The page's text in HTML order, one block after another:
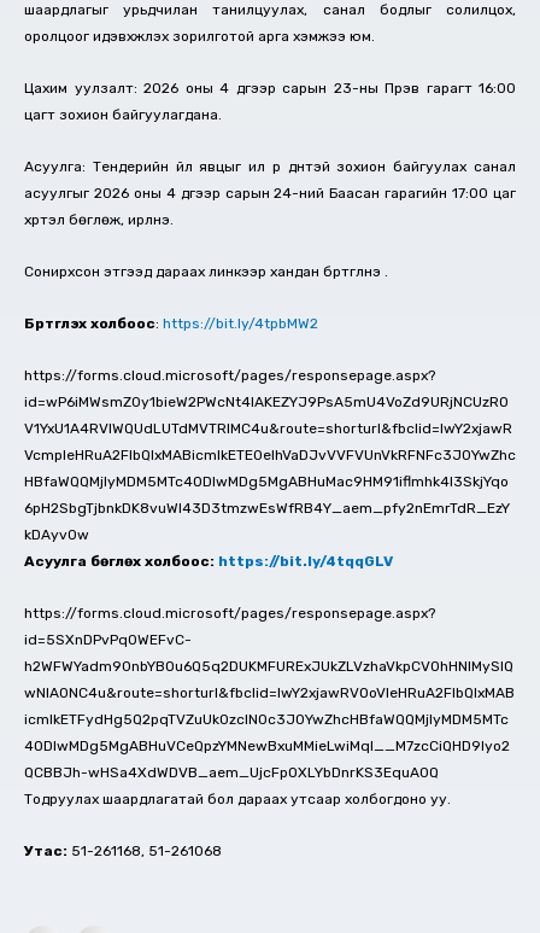
шаардлагыг урьдчилан танилцуулах, санал бодлыг солилцох,
оролцоог идэвхжүүлэх зорилготой арга хэмжээ юм.
Цахим уулзалт: 2026 оны 4 дүгээр сарын 23-ны Пүрэв гарагт 16:00
цагт зохион байгуулагдана.
Асуулга: Тендерийн үйл явцыг илүү үр дүнтэй зохион байгуулах санал
асуулгыг 2026 оны 4 дүгээр сарын 24-ний Баасан гарагийн 17:00 цаг
хүртэл бөглөж, ирүүлнэ.
Сонирхсон этгээд дараах линкээр хандан бүртгүүлнэ үү.
Бүртгүүлэх холбоос: https://bit.ly/4tpbMW2
https://forms.cloud.microsoft/pages/responsepage.aspx?
id=wP6iMWsmZ0y1bieW2PWcNt4IAKEZYJ9PsA5mU4VoZd9URjNCUzRO
V1YxU1A4RVlWQUdLUTdMVTRIMC4u&route=shorturl&fbclid=IwY2xjawR
VcmpleHRuA2FlbQIxMABicmlkETE0elhVaDJvVVFVUnVkRFNFc3J0YwZhc
HBfaWQQMjIyMDM5MTc4ODIwMDg5MgABHuMac9HM91iflmhk4I3SkjYqo
6pH2SbgTjbnkDK8vuWI43D3tmzwEsWfRB4Y_aem_pfy2nEmrTdR_EzY
kDAyv0w
Асуулга бөглөх холбоос: https://bit.ly/4tqqGLV
https://forms.cloud.microsoft/pages/responsepage.aspx?
id=5SXnDPvPq0WEFvC-
h2WFWYadm90nbYBOu6Q5q2DUKMFURExJUkZLVzhaVkpCV0hHNlMySlQ
wNlA0NC4u&route=shorturl&fbclid=IwY2xjawRVOoVleHRuA2FlbQIxMAB
icmlkETFydHg5Q2pqTVZuUk0zclN0c3J0YwZhcHBfaWQQMjIyMDM5MTc
4ODIwMDg5MgABHuVCeQpzYMNewBxuMMieLwiMqI__M7zcCiQHD9lyo2
QCBBJh-wHSa4XdWDVB_aem_UjcFpOXLYbDnrKS3EquA0Q
Тодруулах шаардлагатай бол дараах утсаар холбогдоно уу.
Утас: 51-261168, 51-261068